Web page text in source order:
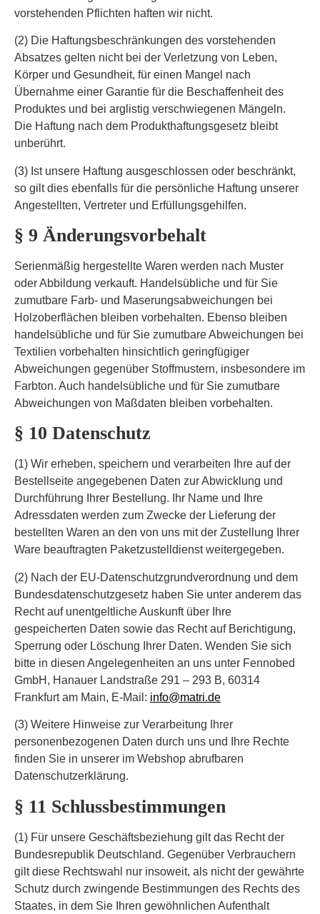
vorstehenden Pflichten haften wir nicht.
(2) Die Haftungsbeschränkungen des vorstehenden
Absatzes gelten nicht bei der Verletzung von Leben,
Körper und Gesundheit, für einen Mangel nach
Übernahme einer Garantie für die Beschaffenheit des
Produktes und bei arglistig verschwiegenen Mängeln.
Die Haftung nach dem Produkthaftungsgesetz bleibt
unberührt.
(3) Ist unsere Haftung ausgeschlossen oder beschränkt,
so gilt dies ebenfalls für die persönliche Haftung unserer
Angestellten, Vertreter und Erfüllungsgehilfen.
§ 9 Änderungsvorbehalt
Serienmäßig hergestellte Waren werden nach Muster
oder Abbildung verkauft. Handelsübliche und für Sie
zumutbare Farb- und Maserungsabweichungen bei
Holzoberflächen bleiben vorbehalten. Ebenso bleiben
handelsübliche und für Sie zumutbare Abweichungen bei
Textilien vorbehalten hinsichtlich geringfügiger
Abweichungen gegenüber Stoffmustern, insbesondere im
Farbton. Auch handelsübliche und für Sie zumutbare
Abweichungen von Maßdaten bleiben vorbehalten.
§ 10 Datenschutz
(1) Wir erheben, speichern und verarbeiten Ihre auf der
Bestellseite angegebenen Daten zur Abwicklung und
Durchführung Ihrer Bestellung. Ihr Name und Ihre
Adressdaten werden zum Zwecke der Lieferung der
bestellten Waren an den von uns mit der Zustellung Ihrer
Ware beauftragten Paketzustelldienst weitergegeben.
(2) Nach der EU-Datenschutzgrundverordnung und dem
Bundesdatenschutzgesetz haben Sie unter anderem das
Recht auf unentgeltliche Auskunft über Ihre
gespeicherten Daten sowie das Recht auf Berichtigung,
Sperrung oder Löschung Ihrer Daten. Wenden Sie sich
bitte in diesen Angelegenheiten an uns unter Fennobed
GmbH, Hanauer Landstraße 291 – 293 B, 60314
Frankfurt am Main, E-Mail: info@matri.de
(3) Weitere Hinweise zur Verarbeitung Ihrer
personenbezogenen Daten durch uns und Ihre Rechte
finden Sie in unserer im Webshop abrufbaren
Datenschutzerklärung.
§ 11 Schlussbestimmungen
(1) Für unsere Geschäftsbeziehung gilt das Recht der
Bundesrepublik Deutschland. Gegenüber Verbrauchern
gilt diese Rechtswahl nur insoweit, als nicht der gewährte
Schutz durch zwingende Bestimmungen des Rechts des
Staates, in dem Sie Ihren gewöhnlichen Aufenthalt